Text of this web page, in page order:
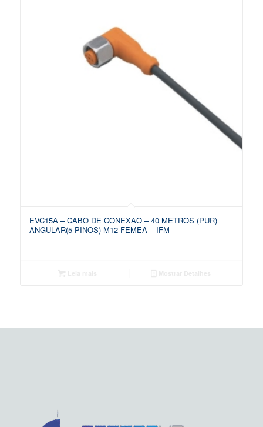
EVC15A – CABO DE CONEXAO – 40 METROS (PUR)
ANGULAR(5 PINOS) M12 FEMEA – IFM